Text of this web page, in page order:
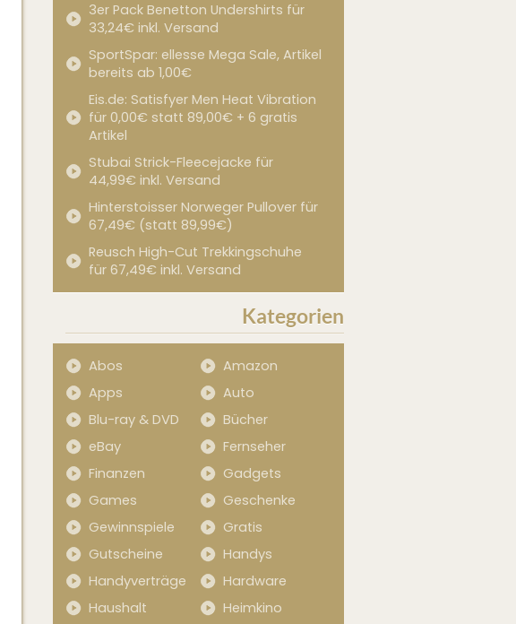
3er Pack Benetton Undershirts für
33,24€ inkl. Versand
SportSpar: ellesse Mega Sale, Artikel
bereits ab 1,00€
Eis.de: Satisfyer Men Heat Vibration
für 0,00€ statt 89,00€ + 6 gratis
Artikel
Stubai Strick-Fleecejacke für
44,99€ inkl. Versand
Hinterstoisser Norweger Pullover für
67,49€ (statt 89,99€)
Reusch High-Cut Trekkingschuhe
für 67,49€ inkl. Versand
Kategorien
Abos
Amazon
Apps
Auto
Blu-ray & DVD
Bücher
eBay
Fernseher
Finanzen
Gadgets
Games
Geschenke
Gewinnspiele
Gratis
Gutscheine
Handys
Handyverträge
Hardware
Haushalt
Heimkino